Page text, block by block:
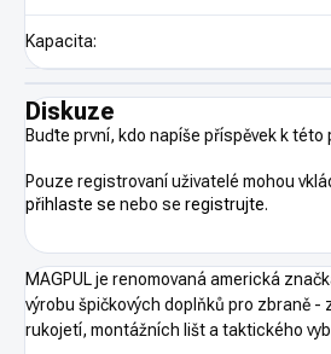
Kapacita:
Diskuze
Buďte první, kdo napíše příspěvek k této
Pouze registrovaní uživatelé mohou
přihlaste se nebo se registrujte.
MAGPUL je renomovaná americká
výrobu špičkových doplňků pro zbraně -
rukojetí, montážních lišt a taktického